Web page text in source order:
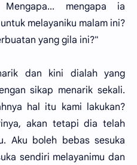
mengapa ia
melayaniku malam ini?
yang gila ini?"
dan kini dialah yang
sikap menarik sekali.
hal itu kami lakukan?
akan tetapi dia telah
Aku boleh bebas sesuka
sendiri melayanimu dan